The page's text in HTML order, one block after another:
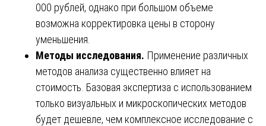
000 рублей, однако при большом объеме
возможна корректировка цены в сторону
уменьшения.
Методы исследования. Применение различных
методов анализа существенно влияет на
стоимость. Базовая экспертиза с использованием
только визуальных и микроскопических методов
будет дешевле, чем комплексное исследование с